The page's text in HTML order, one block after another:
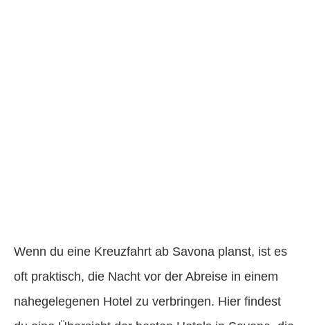
Wenn du eine Kreuzfahrt ab Savona planst, ist es
oft praktisch, die Nacht vor der Abreise in einem
nahegelegenen Hotel zu verbringen. Hier findest